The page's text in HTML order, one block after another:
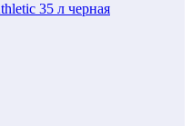
35 л черная